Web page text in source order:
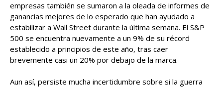
empresas también se sumaron a la oleada de informes de
ganancias mejores de lo esperado que han ayudado a
estabilizar a Wall Street durante la última semana. El S&P
500 se encuentra nuevamente a un 9% de su récord
establecido a principios de este año, tras caer
brevemente casi un 20% por debajo de la marca.
Aun así, persiste mucha incertidumbre sobre si la guerra